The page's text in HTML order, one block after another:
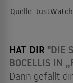
Quelle: JustWatch
HAT DIR "DIE
BOCELLIS IN
Dann gefällt